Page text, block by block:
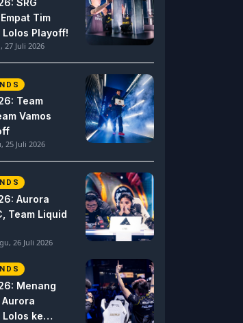
SRG
Tim
Playoff!
27 Juli 2026
Team
Vamos
25 Juli 2026
Aurora
Team Liquid
26 Juli 2026
Menang
Lolos ke